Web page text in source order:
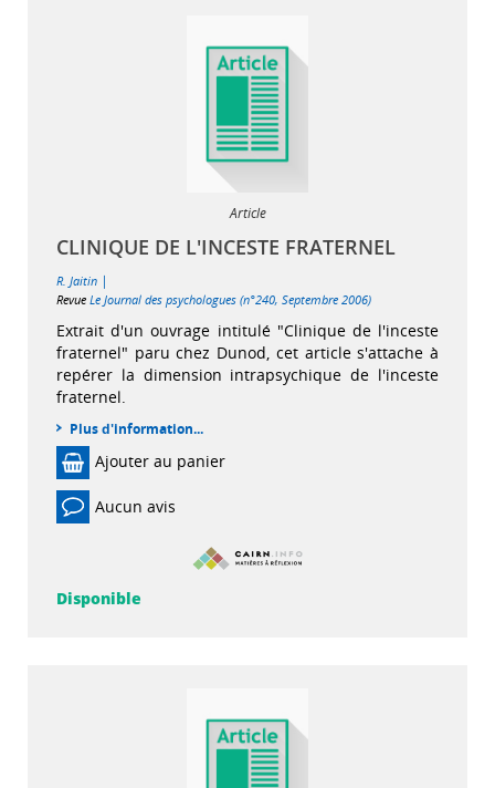
Article
CLINIQUE DE L'INCESTE FRATERNEL
R. Jaitin |
Revue Le Journal des psychologues (n°240, Septembre 2006)
Extrait d'un ouvrage intitulé "Clinique de l'inceste
fraternel" paru chez Dunod, cet article s'attache à
repérer la dimension intrapsychique de l'inceste
fraternel.
Plus d'information...
Ajouter au panier
Aucun avis
Disponible